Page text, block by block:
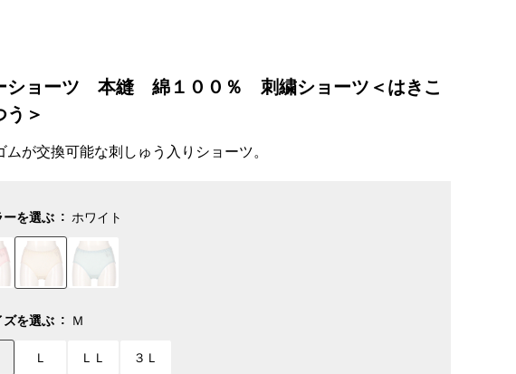
ショーツ 本縫 綿１００％ 刺繍ショーツ＜はきこ
う＞
ムが交換可能な刺しゅう入りショーツ。
ーを選ぶ ホワイト
ズを選ぶ Ｍ
Ｌ ＬＬ ３Ｌ